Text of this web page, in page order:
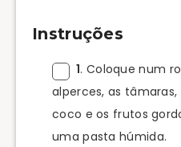
Instruções
1. Coloque num
alperces, as
coco e os frutos
uma pasta húmida.